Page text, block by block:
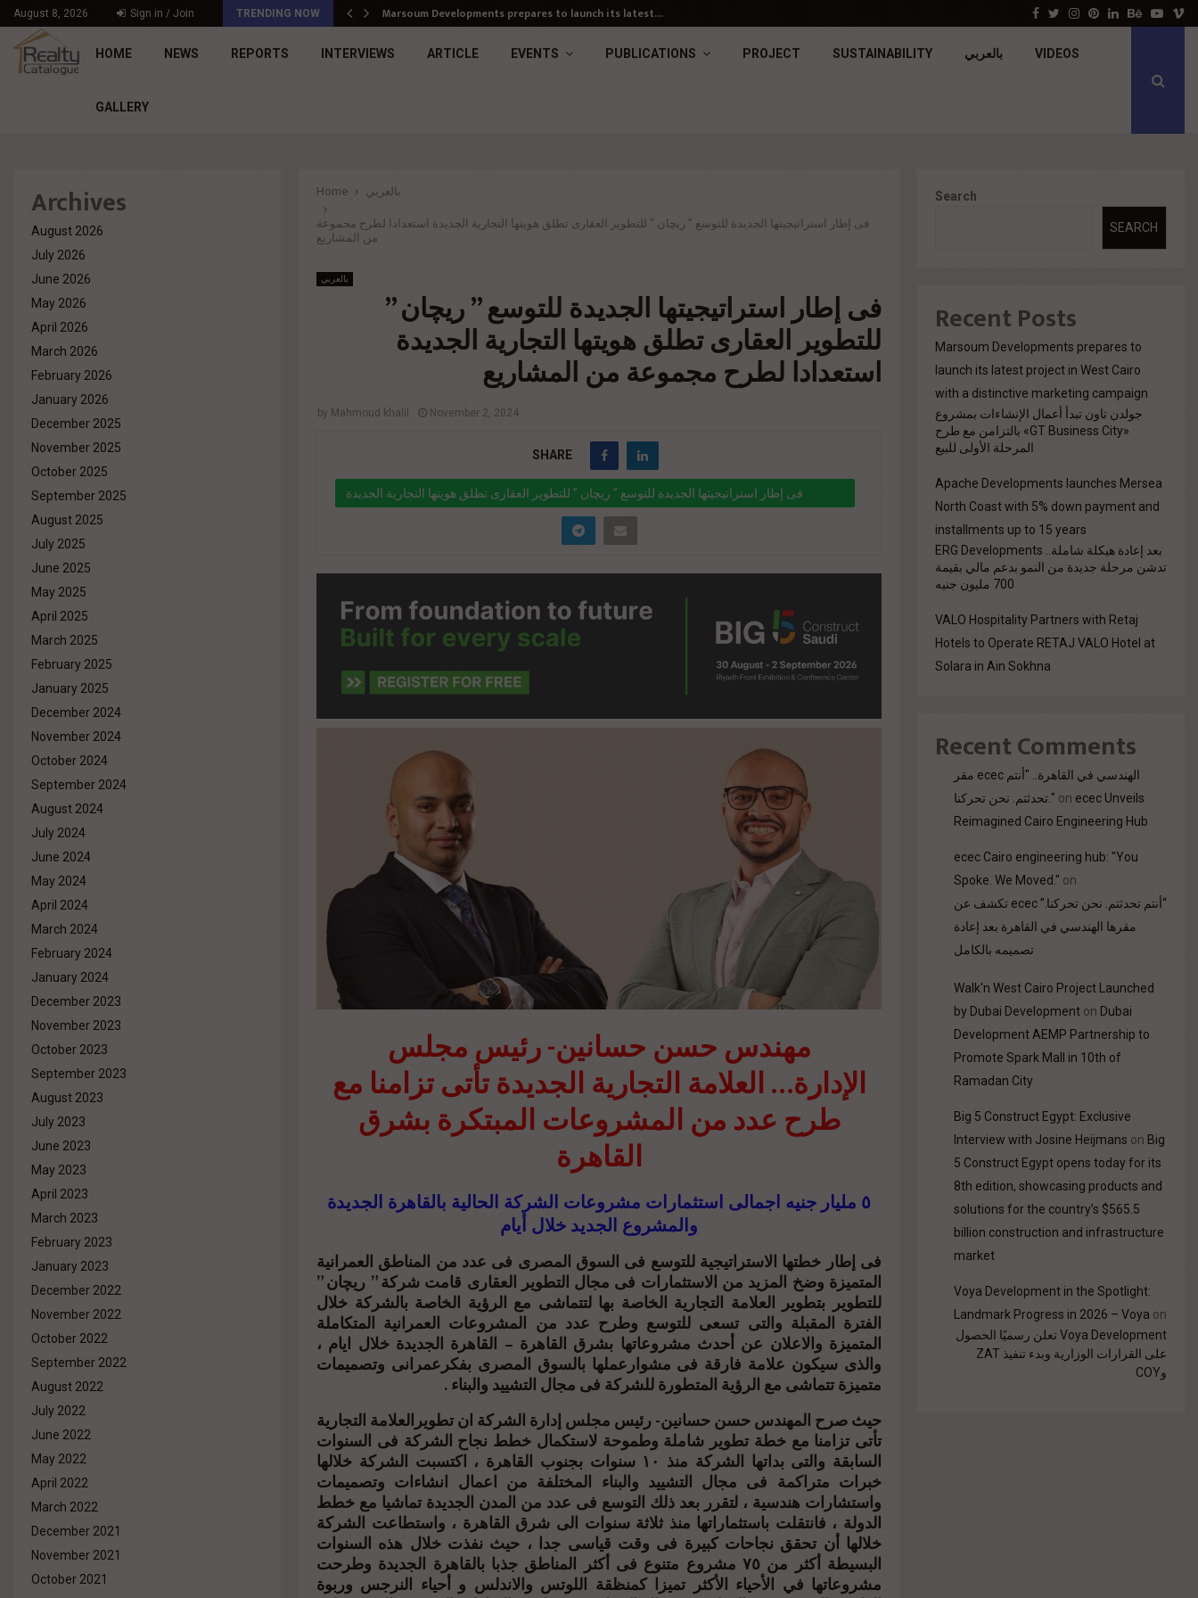
August 8, 2026 Sign in / Join TRENDING NOW د. محمد راشد: Market Dynamics أصبحت المعيار… Marsoum Developments prepares to launch its latest… جولدن تاون تبدأ أعمال الإنشاءات بمشروع «GT…Facebook
Twitter
Instagram
Pinterest
LinkedinBehance
HOME NEWS REPORTS INTERVIEWS ARTICLE EVENTS PUBLICATIONS PROJECT SUSTAINABILITY بالعربي VIDEOS
GALLERY
Home بالعربي
فى إطار استراتيجيتها الجديدة للتوسع ” ريچان ” للتطوير العقارى تطلق هويتها التجارية الجديدة استعدادا لطرح مجموعة
من المشاريع
بالعربي
فى إطار استراتيجيتها الجديدة للتوسع ” ريچان ”
للتطوير العقارى تطلق هويتها التجارية الجديدة
استعدادا لطرح مجموعة من المشاريع
by Mahmoud khalil November 2, 2024
SHARE
فى إطار استراتيجيتها الجديدة للتوسع ” ريچان ” للتطوير العقارى تطلق هويتها التجارية الجديدة
9%87%d8%a7-%d8%a7%d9%84%d8%ac%d8%af%d9%8a%d8%af%d8%a9-
%d9%84%d9%84%d8%aa%d9%88%d8%b3%d8%b9-2/" href="#">
مهندس حسن حسانين- رئيس مجلس
الإدارة… العلامة التجارية الجديدة تأتى تزامنا مع
طرح عدد من المشروعات المبتكرة بشرق
القاهرة
٥ مليار جنيه اجمالى استثمارات مشروعات الشركة الحالية بالقاهرة الجديدة
والمشروع الجديد خلال أيام
فى إطار خطتها الاستراتيجية للتوسع فى السوق المصرى فى عدد من المناطق العمرانية
المتميزة وضخ المزيد من الاستثمارات فى مجال التطوير العقارى قامت شركة ” ريچان ”
للتطوير بتطوير العلامة التجارية الخاصة بها لتتماشى مع الرؤية الخاصة بالشركة خلال
الفترة المقبلة والتى تسعى للتوسع وطرح عدد من المشروعات العمرانية المتكاملة
المتميزة والاعلان عن أحدث مشروعاتها بشرق القاهرة – القاهرة الجديدة خلال ايام ،
والذى سيكون علامة فارقة فى مشوارعملها بالسوق المصرى بفكرعمرانى وتصميمات
متميزة تتماشى مع الرؤية المتطورة للشركة فى مجال التشييد والبناء .
حيث صرح المهندس حسن حسانين- رئيس مجلس إدارة الشركة ان تطويرالعلامة التجارية
تأتى تزامنا مع خطة تطوير شاملة وطموحة لاستكمال خطط نجاح الشركة فى السنوات
السابقة والتى بداتها الشركة منذ ١٠ سنوات بجنوب القاهرة ، اكتسبت الشركة خلالها
خبرات متراكمة فى مجال التشييد والبناء المختلفة من اعمال انشاءات وتصميمات
واستشارات هندسية ، لتقرر بعد ذلك التوسع فى عدد من المدن الجديدة تماشيا مع خطط
الدولة ، فانتقلت باستثماراتها منذ ثلاثة سنوات الى شرق القاهرة ، واستطاعت الشركة
خلالها أن تحقق نجاحات كبيرة فى وقت قياسى جدا ، حيث نفذت خلال هذه السنوات
البسيطة أكثر من ٧٥ مشروع متنوع فى أكثر المناطق جذبا بالقاهرة الجديدة وطرحت
مشروعاتها في الأحياء الأكثر تميزا كمنظقة اللوتس والاندلس و أحياء النرجس وربوة
Archives
August 2026
July 2026
June 2026
May 2026
April 2026
March 2026
February 2026
January 2026
December 2025
November 2025
October 2025
September 2025
August 2025
July 2025
June 2025
May 2025
April 2025
March 2025
February 2025
January 2025
December 2024
November 2024
October 2024
September 2024
August 2024
July 2024
June 2024
May 2024
April 2024
March 2024
February 2024
January 2024
December 2023
November 2023
October 2023
September 2023
August 2023
July 2023
June 2023
May 2023
April 2023
March 2023
February 2023
January 2023
December 2022
November 2022
October 2022
September 2022
August 2022
July 2022
June 2022
May 2022
April 2022
March 2022
December 2021
November 2021
October 2021
Search
SEARCH
Recent Posts
Marsoum Developments prepares to
launch its latest project in West Cairo
with a distinctive marketing campaign
جولدن تاون تبدأ أعمال الإنشاءات بمشروع
«GT Business City» بالتزامن مع طرح
المرحلة الأولى للبيع
Apache Developments launches Mersea
North Coast with 5% down payment and
installments up to 15 years
بعد إعادة هيكلة شاملة.. ERG Developments
تدشن مرحلة جديدة من النمو بدعم مالي بقيمة
700 مليون جنيه
VALO Hospitality Partners with Retaj
Hotels to Operate RETAJ VALO Hotel at
Solara in Ain Sokhna
Recent Comments
مقر ecec الهندسي في القاهرة.. "أنتم
تحدثتم. نحن تحركنا." on ecec Unveils
Reimagined Cairo Engineering Hub
ecec Cairo engineering hub: "You
Spoke. We Moved." on
“أنتم تحدثتم. نحن تحركنا.” ecec تكشف عن
مقرها الهندسي في القاهرة بعد إعادة
تصميمه بالكامل
Walk'n West Cairo Project Launched
by Dubai Development on Dubai
Development AEMP Partnership to
Promote Spark Mall in 10th of
Ramadan City
Big 5 Construct Egypt: Exclusive
Interview with Josine Heijmans on Big
5 Construct Egypt opens today for its
8th edition, showcasing products and
solutions for the country’s $565.5
billion construction and infrastructure
market
Voya Development in the Spotlight:
Landmark Progress in 2026 – Voya on
Voya Development تعلن رسميًا الحصول
على القرارات الوزارية وبدء تنفيذ ZAT
وCOY